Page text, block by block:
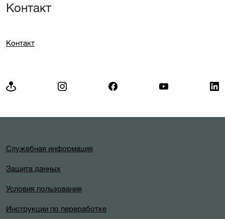
Контакт
Контакт
Служебная информация
Защита данных
Условия пользования
Инструкции по переработке